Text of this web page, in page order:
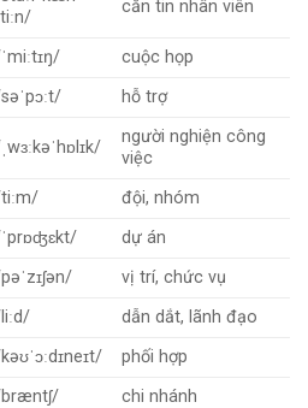
căn tin nhân viên
cuộc họp
hỗ trợ
người nghiện công
việc
đội, nhóm
dự án
vị trí, chức vụ
dẫn dắt, lãnh đạo
phối hợp
chi nhánh